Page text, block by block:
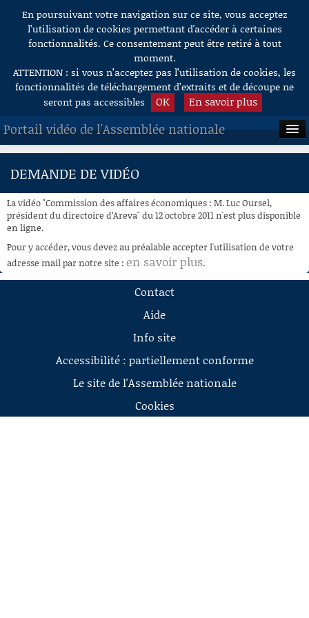
Aller au contenu
En poursuivant votre navigation sur ce site, vous acceptez
l’utilisation de cookies permettant d'accéder à certaines
fonctionnalités. Ce consentement peut être retiré à tout
moment.
ATTENTION : si vous n’acceptez pas l’utilisation de cookies, les
fonctionnalités de téléchargement d’extraits et de découpe ne
seront pas accessibles
OK En savoir plus
Portail vidéo de l'Assemblée nationale
ACCUEIL
À LA DEMANDE
RECHERCHE
AIDE À LA DÉCOUPE
DE VIDÉOS
DEMANDE DE VIDÉO
La vidéo "Commission des affaires économiques : M. Luc Oursel,
président du directoire d’Areva" du 12 octobre 2011 n'est plus disponible
en ligne.
Pour y accéder, vous devez au préalable accepter l'utilisation de votre
adresse mail par notre site : en savoir plus.
Contact
Aide
Info site
Accessibilité : partiellement conforme
Le site de l'Assemblée nationale
Cookies